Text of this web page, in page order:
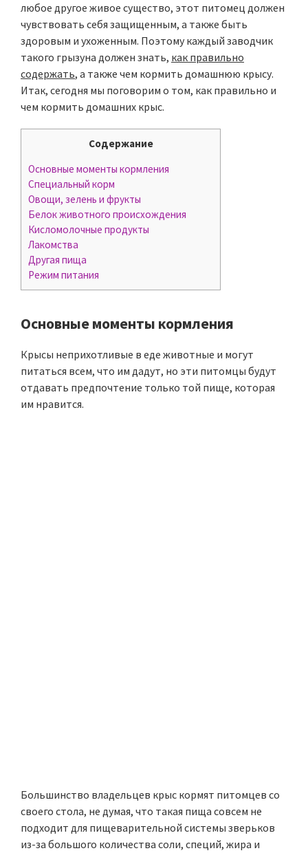
любое другое живое существо, этот питомец должен
чувствовать себя защищенным, а также быть
здоровым и ухоженным. Поэтому каждый заводчик
такого грызуна должен знать, как правильно
содержать, а также чем кормить домашнюю крысу.
Итак, сегодня мы поговорим о том, как правильно и
чем кормить домашних крыс.
Содержание
Основные моменты кормления
Специальный корм
Овощи, зелень и фрукты
Белок животного происхождения
Кисломолочные продукты
Лакомства
Другая пища
Режим питания
Основные моменты кормления
Крысы неприхотливые в еде животные и могут
питаться всем, что им дадут, но эти питомцы будут
отдавать предпочтение только той пище, которая
им нравится.
Большинство владельцев крыс кормят питомцев со
своего стола, не думая, что такая пища совсем не
подходит для пищеварительной системы зверьков
из-за большого количества соли, специй, жира и